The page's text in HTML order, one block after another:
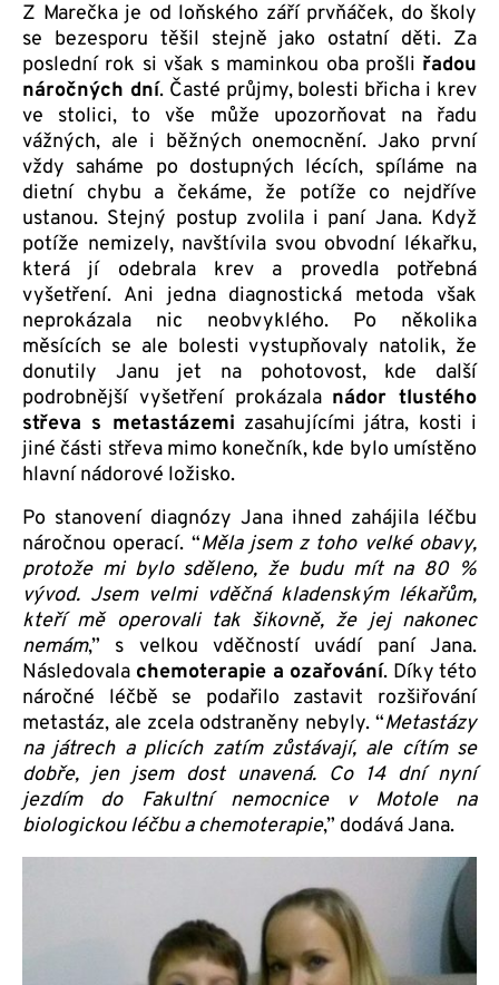
Z Marečka je od loňského září prvňáček, do školy
se bezesporu těšil stejně jako ostatní děti. Za
poslední rok si však s maminkou oba prošli řadou
náročných dní. Časté průjmy, bolesti břicha i krev
ve stolici, to vše může upozorňovat na řadu
vážných, ale i běžných onemocnění. Jako první
vždy saháme po dostupných lécích, spíláme na
dietní chybu a čekáme, že potíže co nejdříve
ustanou. Stejný postup zvolila i paní Jana. Když
potíže nemizely, navštívila svou obvodní lékařku,
která jí odebrala krev a provedla potřebná
vyšetření. Ani jedna diagnostická metoda však
neprokázala nic neobvyklého. Po několika
měsících se ale bolesti vystupňovaly natolik, že
donutily Janu jet na pohotovost, kde další
podrobnější vyšetření prokázala nádor tlustého
střeva s metastázemi zasahujícími játra, kosti i
jiné části střeva mimo konečník, kde bylo umístěno
hlavní nádorové ložisko.
Po stanovení diagnózy Jana ihned zahájila léčbu
náročnou operací. “Měla jsem z toho velké obavy,
protože mi bylo sděleno, že budu mít na 80 %
vývod. Jsem velmi vděčná kladenským lékařům,
kteří mě operovali tak šikovně, že jej nakonec
nemám,” s velkou vděčností uvádí paní Jana.
Následovala chemoterapie a ozařování. Díky této
náročné léčbě se podařilo zastavit rozšiřování
metastáz, ale zcela odstraněny nebyly. “Metastázy
na játrech a plicích zatím zůstávají, ale cítím se
dobře, jen jsem dost unavená. Co 14 dní nyní
jezdím do Fakultní nemocnice v Motole na
biologickou léčbu a chemoterapie,” dodává Jana.